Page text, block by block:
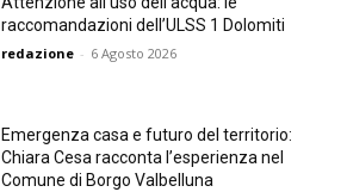
raccomandazioni dell’ULSS 1 Dolomiti
redazione - 6 Agosto 2026
Emergenza casa e futuro del territorio:
Chiara Cesa racconta l’esperienza nel
Comune di Borgo Valbelluna